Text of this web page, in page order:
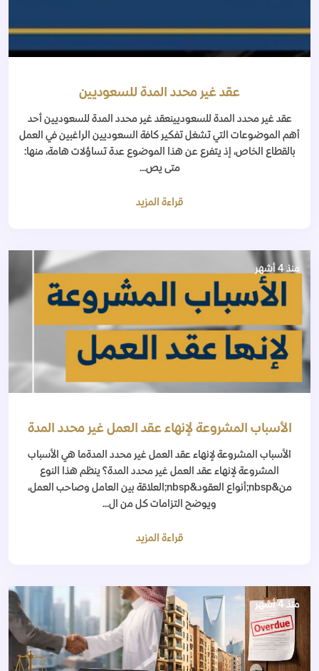
عقد غير محدد المدة للسعوديين
عقد غير محدد المدة للسعوديينعقد غير محدد المدة للسعوديين أحد
أهم الموضوعات التي تشغل تفكير كافة السعوديين الراغبين في العمل
بالقطاع الخاص، إذ يتفرع عن هذا الموضوع عدة تساؤلات هامة، منها:
متى يص...
قراءة المزيد
منذ 4 أشهر
الأسباب المشروعة لإنهاء عقد العمل غير محدد المدة
الأسباب المشروعة لإنهاء عقد العمل غير محدد المدةما هي الأسباب
المشروعة لإنهاء عقد العمل غير محدد المدة؟ ينظم هذا النوع
من&nbsp;أنواع العقود&nbsp;العلاقة بين العامل وصاحب العمل،
ويوضح التزامات كل من ال...
قراءة المزيد
منذ 4 أشهر